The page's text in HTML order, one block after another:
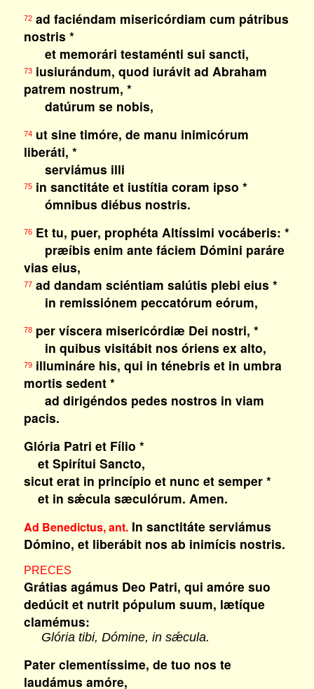
72ad faciéndam misericórdiam cum pátribus
nostris *
et memorári testaménti sui sancti,
73iusiurándum, quod iurávit ad Abraham
patrem nostrum, *
datúrum se nobis,
74ut sine timóre, de manu inimicórum
liberáti, *
serviámus illi
75in sanctitáte et iustítia coram ipso *
ómnibus diébus nostris.
76Et tu, puer, prophéta Altíssimi vocáberis: *
præíbis enim ante fáciem Dómini paráre
vias eius,
77ad dandam sciéntiam salútis plebi eius *
in remissiónem peccatórum eórum,
78per víscera misericórdiæ Dei nostri, *
in quibus visitábit nos óriens ex alto,
79illumináre his, qui in ténebris et in umbra
mortis sedent *
ad dirigéndos pedes nostros in viam
pacis.
Glória Patri et Fílio *
et Spirítui Sancto,
sicut erat in princípio et nunc et semper *
et in sǽcula sæculórum. Amen.
Ad Benedictus, ant. In sanctitáte serviámus
Dómino, et liberábit nos ab inimícis nostris.
PRECES
Grátias agámus Deo Patri, qui amóre suo
dedúcit et nutrit pópulum suum, lætíque
clamémus:
Glória tibi, Dómine, in sǽcula.
Pater clementíssime, de tuo nos te
laudámus amóre,